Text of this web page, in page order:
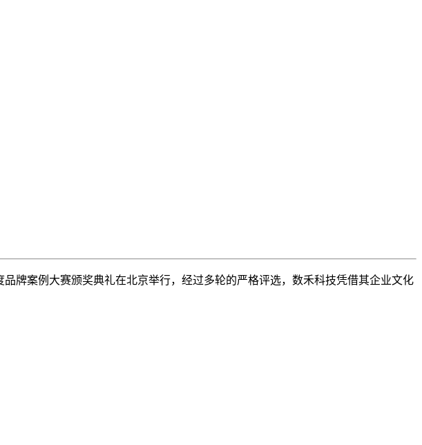
牌案例大赛颁奖典礼在北京举行，经过多轮的严格评选，数禾科技凭借其企业文化